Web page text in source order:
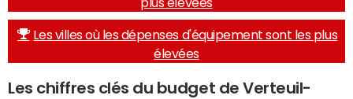
Les villes où les dépenses d'équipement sont les plus
élevées
Les chiffres clés du budget de Verteuil-